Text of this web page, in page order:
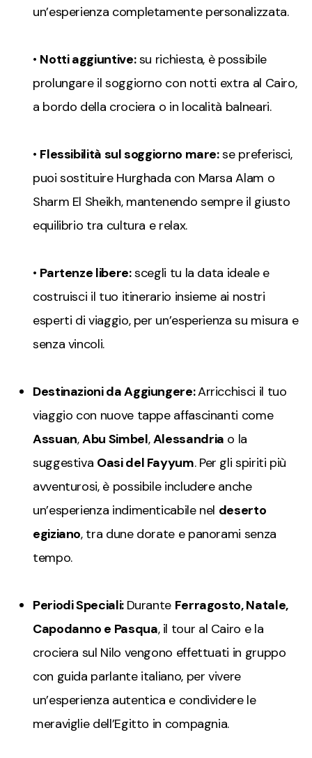
un’esperienza completamente personalizzata.
• Notti aggiuntive:su richiesta, è possibile
prolungare il soggiorno con notti extra al Cairo,
a bordo della crociera o in località balneari.
• Flessibilità sul soggiorno mare:se preferisci,
puoi sostituire Hurghada con Marsa Alam o
Sharm El Sheikh, mantenendo sempre il giusto
equilibrio tra cultura e relax.
• Partenze libere:scegli tu la data ideale e
costruisci il tuo itinerario insieme ai nostri
esperti di viaggio, per un’esperienza su misura e
senza vincoli.
Destinazioni da Aggiungere:Arricchisci il tuo
viaggio con nuove tappe affascinanti come
Assuan,Abu Simbel,Alessandria o la
suggestiva Oasi del Fayyum. Per gli spiriti più
avventurosi, è possibile includere anche
un’esperienza indimenticabile nel deserto
egiziano, tra dune dorate e panorami senza
tempo.
Periodi Speciali: Durante Ferragosto, Natale,
Capodanno e Pasqua, il tour al Cairo e la
crociera sul Nilo vengono effettuati in gruppo
con guida parlante italiano, per vivere
un’esperienza autentica e condividere le
meraviglie dell’Egitto in compagnia.